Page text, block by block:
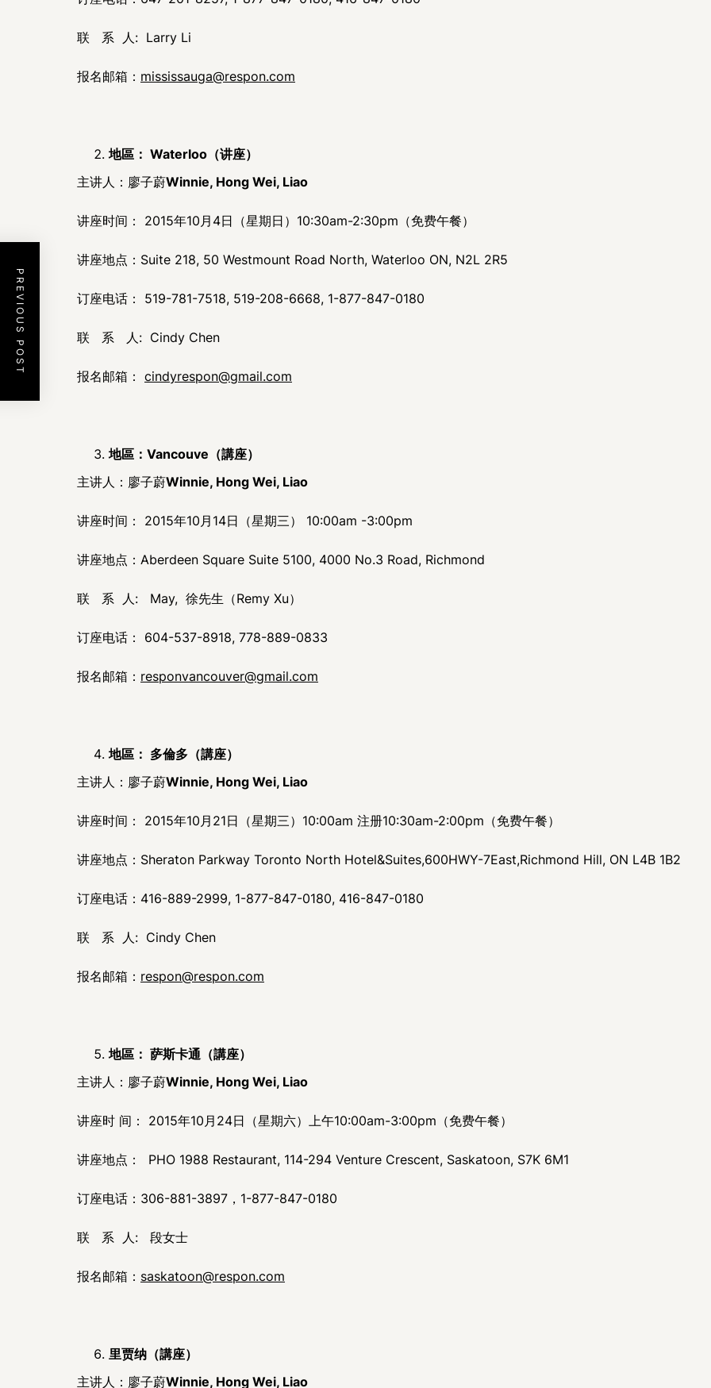
联 系 人: Larry Li
报名邮箱： mississauga@respon.com
地區： Waterloo （讲座）
主讲人：廖子蔚Winnie, Hong Wei, Liao
讲座时间： 2015年10月4日（星期日）10:30am-2:30pm（免费午餐）
讲座地点：Suite 218, 50 Westmount Road North, Waterloo ON, N2L 2R5
订座电话： 519-781-7518, 519-208-6668, 1-877-847-0180
联 系 人: Cindy Chen
报名邮箱： cindyrespon@gmail.com
地區： Vancouve （講座）
主讲人：廖子蔚Winnie, Hong Wei, Liao
讲座时间： 2015年10月14日（星期三） 10:00am -3:00pm
讲座地点：Aberdeen Square Suite 5100, 4000 No.3 Road, Richmond
联 系 人: May, 徐先生（Remy Xu）
订座电话： 604-537-8918, 778-889-0833
报名邮箱： responvancouver@gmail.com
地區： 多倫多（講座）
主讲人：廖子蔚Winnie, Hong Wei, Liao
讲座时间： 2015年10月21日（星期三）10:00am 注册10:30am-2:00pm（免费午餐）
讲座地点：Sheraton Parkway Toronto North Hotel&Suites,600HWY-7East,Richmond Hill, ON L4B 1B2
订座电话：416-889-2999, 1-877-847-0180, 416-847-0180
联 系 人: Cindy Chen
报名邮箱： respon@respon.com
地區： 萨斯卡通（講座）
主讲人：廖子蔚Winnie, Hong Wei, Liao
讲座时 间： 2015年10月24日（星期六）上午10:00am-3:00pm（免费午餐）
讲座地点： PHO 1988 Restaurant, 114-294 Venture Crescent, Saskatoon, S7K 6M1
订座电话：306-881-3897，1-877-847-0180
联 系 人: 段女士
报名邮箱： saskatoon@respon.com
里贾纳 （講座）
主讲人：廖子蔚Winnie, Hong Wei, Liao
PREVIOUS POST